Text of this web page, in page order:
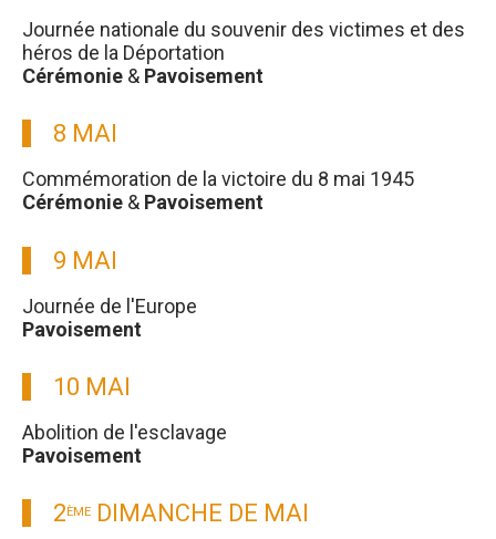
Journée nationale du souvenir des victimes et des
héros de la Déportation
Cérémonie & Pavoisement
8 MAI
Commémoration de la victoire du 8 mai 1945
Cérémonie & Pavoisement
9 MAI
Journée de l'Europe
Pavoisement
10 MAI
Abolition de l'esclavage
Pavoisement
2ÈME DIMANCHE DE MAI